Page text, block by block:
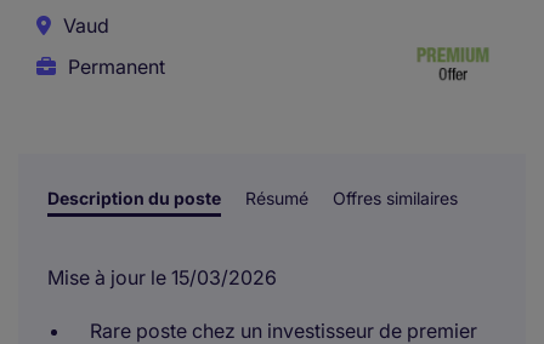
Vaud
Permanent
Description du poste Résumé Offres similaires
Mise à jour le 15/03/2026
Rare poste chez un investisseur de premier